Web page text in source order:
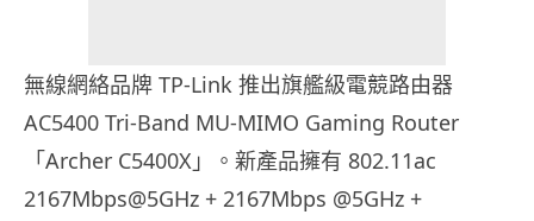
無線網絡品牌 TP-Link 推出旗艦級電競路由器
AC5400 Tri-Band MU-MIMO Gaming Router
「Archer C5400X」。新產品擁有 802.11ac
2167Mbps@5GHz + 2167Mbps @5GHz +